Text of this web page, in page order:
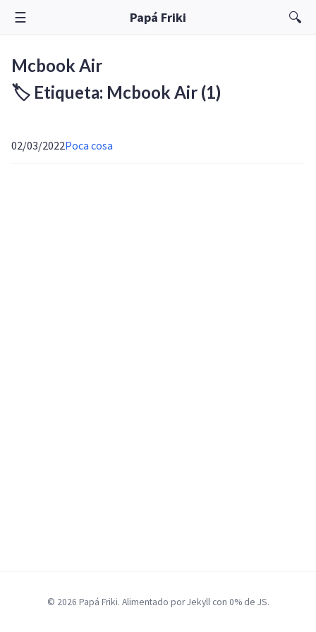
☰ Papá Friki 🔍
Mcbook Air
🏷️ Etiqueta: Mcbook Air (1)
02/03/2022Poca cosa
© 2026 Papá Friki. Alimentado por Jekyll con 0% de JS.